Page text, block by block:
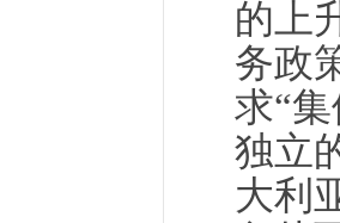
的上
务政
求“
独立
大利